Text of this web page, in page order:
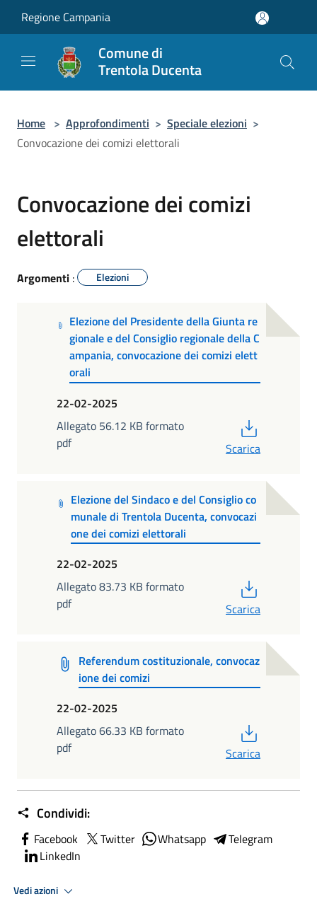
Regione Campania
Comune di
Trentola Ducenta
Home > Approfondimenti > Speciale elezioni >
Convocazione dei comizi elettorali
Convocazione dei comizi
elettorali
Argomenti : Elezioni
Elezione del Presidente della Giunta re
gionale e del Consiglio regionale della C
ampania, convocazione dei comizi elett
orali
22-02-2025
Allegato 56.12 KB formato
pdf
Scarica
Elezione del Sindaco e del Consiglio co
munale di Trentola Ducenta, convocazi
one dei comizi elettorali
22-02-2025
Allegato 83.73 KB formato
pdf
Scarica
Referendum costituzionale, convocaz
ione dei comizi
22-02-2025
Allegato 66.33 KB formato
pdf
Scarica
Condividi:
Facebook Twitter Whatsapp
Telegram
LinkedIn
Vedi azioni